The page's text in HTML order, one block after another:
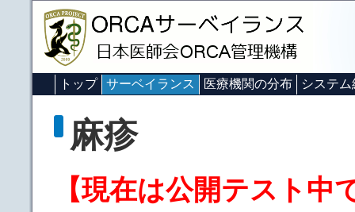
トップ サーベイランス 医療機関の分布 システム
麻疹
【現在は公開テスト中